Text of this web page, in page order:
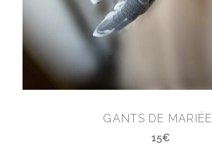
GANTS DE MARIÉE
15€